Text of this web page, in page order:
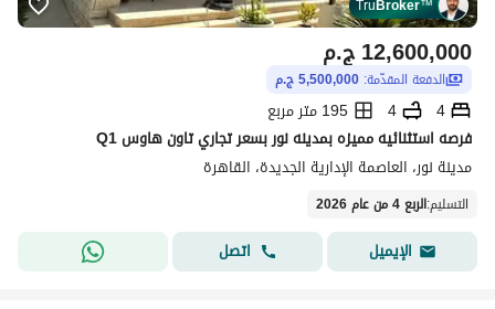
TruBroker™
ج.م12,600,000
الدفعة المقدّمة: 5,500,000 ج.م
4
4
195 متر مربع
فرصه استثنائيه مميزه بمدينه نور بسعر تجاري تاون هاوس Q1
مدينة نور، العاصمة الإدارية الجديدة، القاهرة
التسليم:الربع 4 من عام 2026
الإيميل اتصل